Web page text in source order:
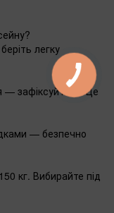
легку
— зафіксуйте їх. Це
— безпечно
кг. Вибирайте під